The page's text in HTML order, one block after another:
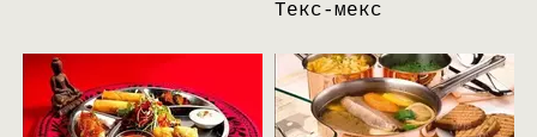
Текс-мекс